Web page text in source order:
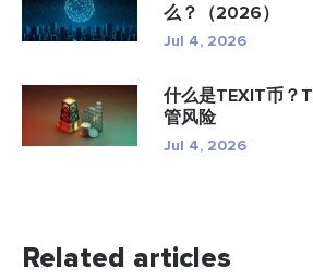
么？（2026）
Jul 4, 2026
什么是TEXIT币？
管风险
Jul 4, 2026
Related articles